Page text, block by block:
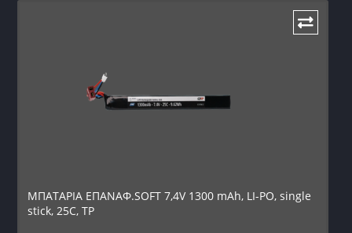
ΜΠΑΤΑΡΙΑ ΕΠΑΝΑΦ.SOFT 7,4V 1300 mAh, LI-PO, single
stick, 25C, TP